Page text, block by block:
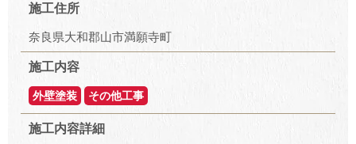
施工住所
奈良県大和郡山市満願寺町
施工内容
外壁塗装 その他工事
施工内容詳細